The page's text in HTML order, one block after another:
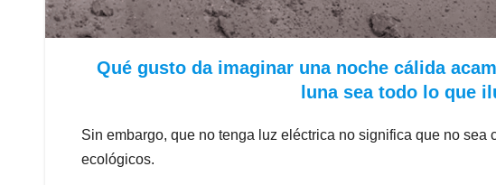
Qué gusto da imaginar una noche cálida
luna sea todo lo que
Sin embargo, que no tenga luz eléctrica no significa que no
ecológicos.